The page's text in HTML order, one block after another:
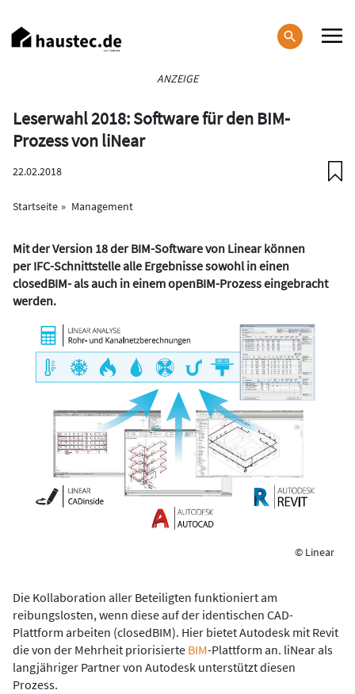
zum
Inhalt
ANZEIGE
Leserwahl 2018: Software für den BIM-
Prozess von liNear
22.02.2018
Startseite Management
Mit der Version 18 der BIM-Software von Linear können
per IFC-Schnittstelle alle Ergebnisse sowohl in einen
closedBIM- als auch in einem openBIM-Prozess eingebracht
werden.
© Linear
Die Kollaboration aller Beteiligten funktioniert am
reibungslosten, wenn diese auf der identischen CAD-
Plattform arbeiten (closedBIM). Hier bietet Autodesk mit Revit
die von der Mehrheit priorisierte BIM-Plattform an. liNear als
langjähriger Partner von Autodesk unterstützt diesen
Prozess.